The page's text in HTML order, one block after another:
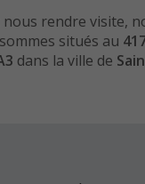
nous rendre visite,
situés au
dans la ville de